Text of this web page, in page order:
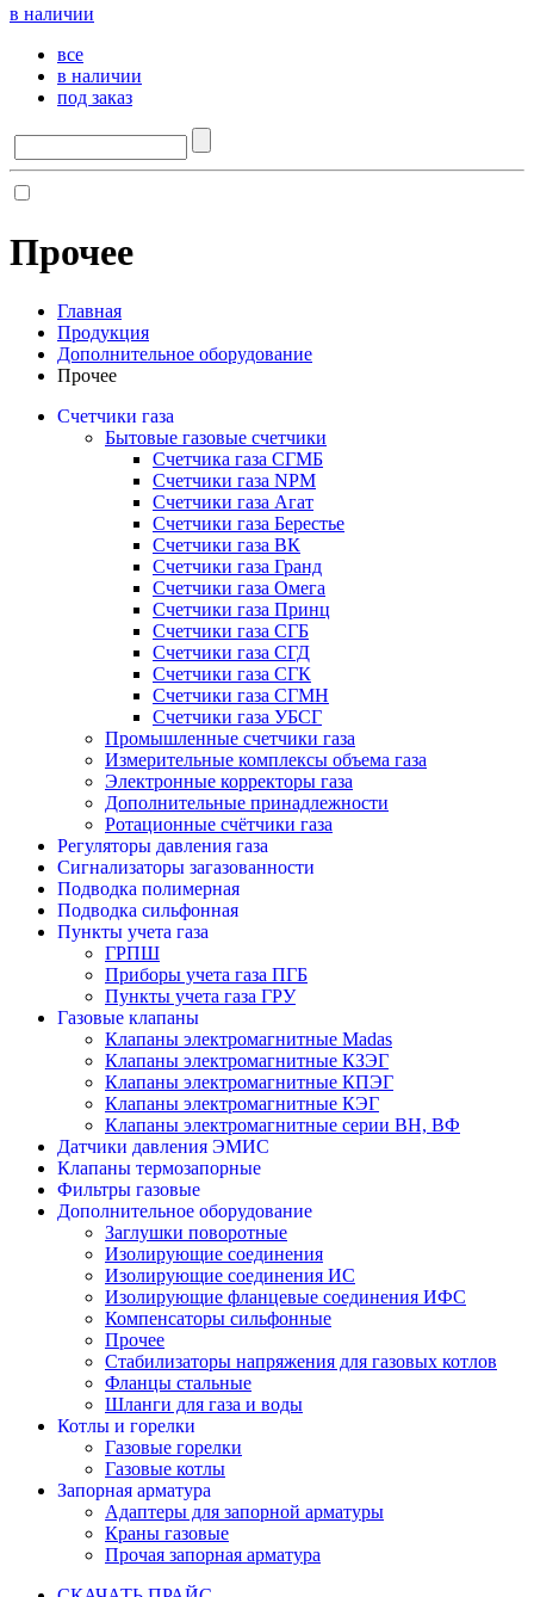
в наличии
все
в наличии
под заказ
Прочее
Главная
Продукция
Дополнительное оборудование
Прочее
Счетчики газа
Бытовые газовые счетчики
Счетчика газа СГМБ
Счетчики газа NPM
Счетчики газа Агат
Счетчики газа Берестье
Счетчики газа ВК
Счетчики газа Гранд
Счетчики газа Омега
Счетчики газа Принц
Счетчики газа СГБ
Счетчики газа СГД
Счетчики газа СГК
Счетчики газа СГМН
Счетчики газа УБСГ
Промышленные счетчики газа
Измерительные комплексы объема газа
Электронные корректоры газа
Дополнительные принадлежности
Ротационные счётчики газа
Регуляторы давления газа
Сигнализаторы загазованности
Подводка полимерная
Подводка сильфонная
Пункты учета газа
ГРПШ
Приборы учета газа ПГБ
Пункты учета газа ГРУ
Газовые клапаны
Клапаны электромагнитные Madas
Клапаны электромагнитные КЗЭГ
Клапаны электромагнитные КПЭГ
Клапаны электромагнитные КЭГ
Клапаны электромагнитные серии ВН, ВФ
Датчики давления ЭМИС
Клапаны термозапорные
Фильтры газовые
Дополнительное оборудование
Заглушки поворотные
Изолирующие соединения
Изолирующие соединения ИС
Изолирующие фланцевые соединения ИФС
Компенсаторы сильфонные
Прочее
Стабилизаторы напряжения для газовых котлов
Фланцы стальные
Шланги для газа и воды
Котлы и горелки
Газовые горелки
Газовые котлы
Запорная арматура
Адаптеры для запорной арматуры
Краны газовые
Прочая запорная арматура